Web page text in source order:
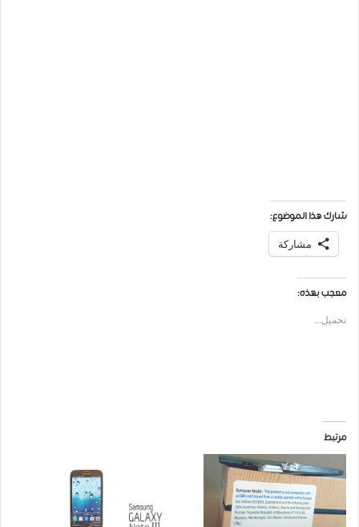
شارك هذا الموضوع:
مشاركة
معجب بهذه:
تحميل...
مرتبط